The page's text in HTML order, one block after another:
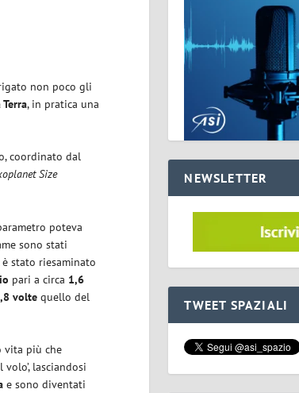
non poco gli
, in pratica una
coordinato dal
Size
poteva
sono stati
stato riesaminato
pari a circa 1,6
volte quello del
vita più che
volo’, lasciandosi
e sono diventati
NEWSLETTER
TWEET SPAZIALI